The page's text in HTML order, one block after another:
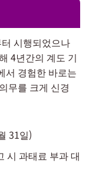
시행되었으나
4년간의 계도 기
서 경험한 바로는
무를 크게 신경
31일)
시 과태료 부과 대